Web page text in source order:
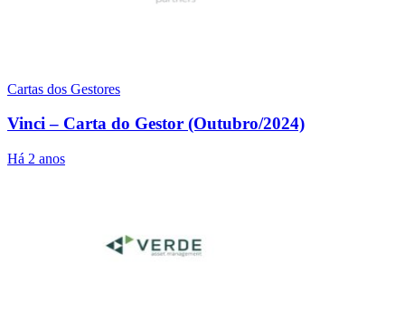
Cartas dos Gestores
Vinci – Carta do Gestor (Outubro/2024)
Há 2 anos